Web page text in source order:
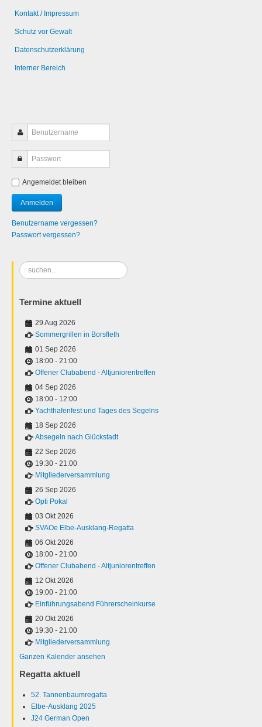
Kontakt / Impressum
Schutz vor Gewalt
Datenschutzerklärung
Interner Bereich
Angemeldet bleiben
Benutzername vergessen?
Passwort vergessen?
Suchen
...
Termine aktuell
29 Aug 2026
Sommergrillen in Borsfleth
01 Sep 2026
18:00 - 21:00
Offener Clubabend - Altjuniorentreffen
04 Sep 2026
18:00 - 12:00
Yachthafenfest und Tages des Segelns
18 Sep 2026
Absegeln nach Glückstadt
22 Sep 2026
19:30 - 21:00
Mitgliederversammlung
26 Sep 2026
Opti Pokal
03 Okt 2026
SVAOe Elbe-Ausklang-Regatta
06 Okt 2026
18:00 - 21:00
Offener Clubabend - Altjuniorentreffen
12 Okt 2026
19:00 - 21:00
Einführungsabend Führerscheinkurse
20 Okt 2026
19:30 - 21:00
Mitgliederversammlung
Ganzen Kalender ansehen
Regatta aktuell
52. Tannenbaumregatta
Elbe-Ausklang 2025
J24 German Open